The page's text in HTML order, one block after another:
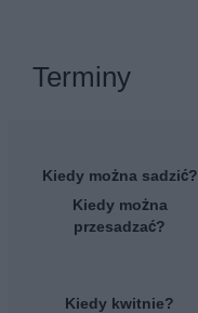
Terminy
Kiedy można sadzić?
Kiedy można
przesadzać?
Kiedy kwitnie?